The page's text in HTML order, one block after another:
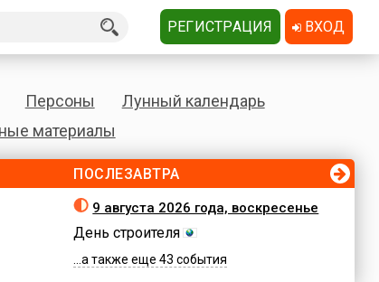
Персоны
Лунный календарь
материалы
ПОСЛЕЗАВТРА
9 августа 2026 года, воскресенье
День строителя
...а также еще 43 события
РЕГИСТРАЦИЯ ВХОД